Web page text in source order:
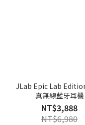
JLab Epic Lab
真無線藍牙耳機
NT$3,888
NT$6,980